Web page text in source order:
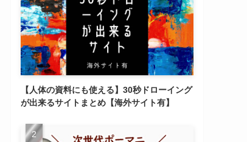
【人体の資料にも使える】30秒ドローイング
が出来るサイトまとめ【海外サイト有】